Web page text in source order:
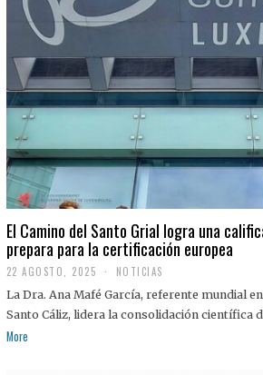
El Camino del Santo Grial logra una
prepara para la certificación europea
22 AGOSTO, 2025
2
A
G
NOTICIAS
La Dra. Ana Mafé García, referente mundial
Santo Cáliz, lidera la consolidación científica
More